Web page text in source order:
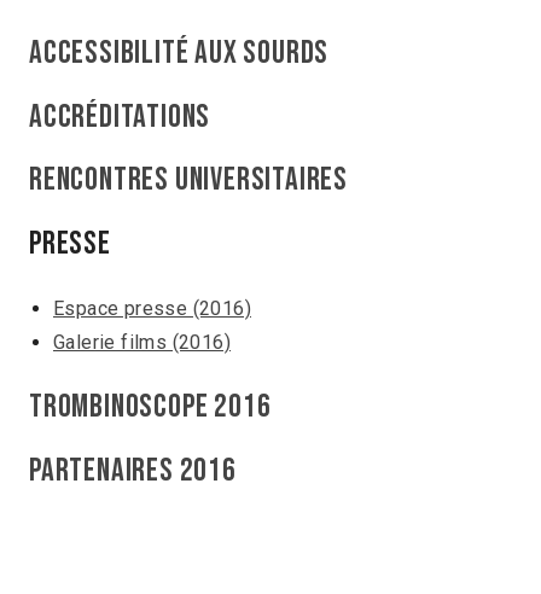
Accessibilité aux sourds
Accréditations
Rencontres Universitaires
Presse
Espace presse (2016)
Galerie films (2016)
Trombinoscope 2016
Partenaires 2016